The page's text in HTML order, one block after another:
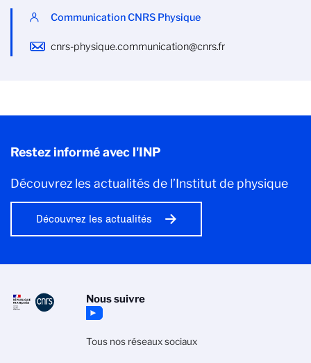
Communication CNRS Physique
cnrs-physique.communication@cnrs.fr
Restez informé avec l'INP
Découvrez les actualités de l’Institut de physique
Découvrez les actualités
Nous suivre
Tous nos réseaux sociaux